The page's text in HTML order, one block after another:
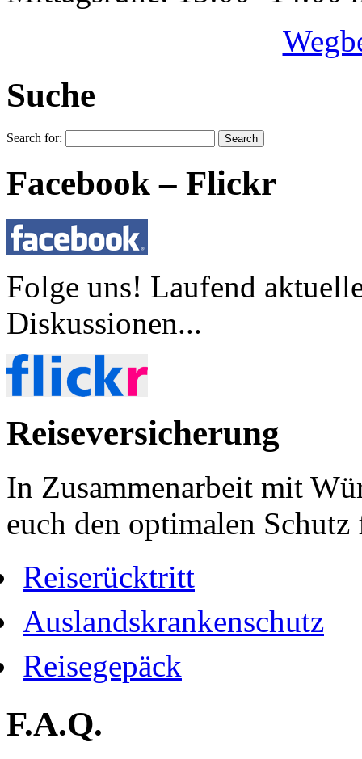
Suche
Search for:
Facebook – Flickr
Folge uns! Laufend
Diskussionen...
Reiseversicherung
In Zusammenarbeit mit
euch den optimalen
Reiserücktritt
Auslandskrankenschutz
Reisegepäck
F.A.Q.